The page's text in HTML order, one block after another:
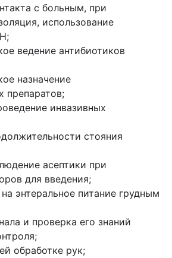
с больным, при
использование
ведение антибиотиков
назначение
препаратов;
инвазивных
стояния
асептики при
для введения;
энтеральное питание грудным
и проверка его знаний
обработке рук;